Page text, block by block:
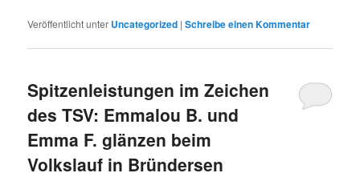
Veröffentlicht unter Uncategorized |Schreibe einen Kommentar
Spitzenleistungen im Zeichen
des TSV: Emmalou B. und
Emma F. glänzen beim
Volkslauf in Bründersen